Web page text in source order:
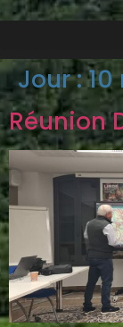
Jour :
Réunion